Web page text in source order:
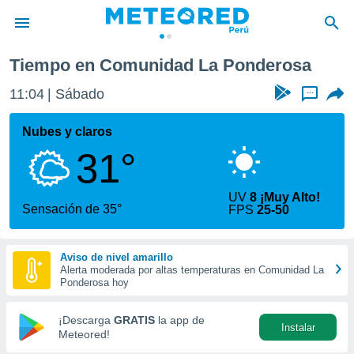
de
ha sido
calidad.
a este
las
y
forma
digital
basada
Tiempo en Comunidad La Ponderosa
11:04 Sábado ...
Nubes y claros
31°
Sensación de 35°
UV8 ¡Muy Alto!
FPS25-50
Aviso de nivel amarillo
Alerta moderada por altas temperaturas en Comunidad La
Ponderosa hoy
¡Descarga GRATIS la app de
Meteored!
Instalar